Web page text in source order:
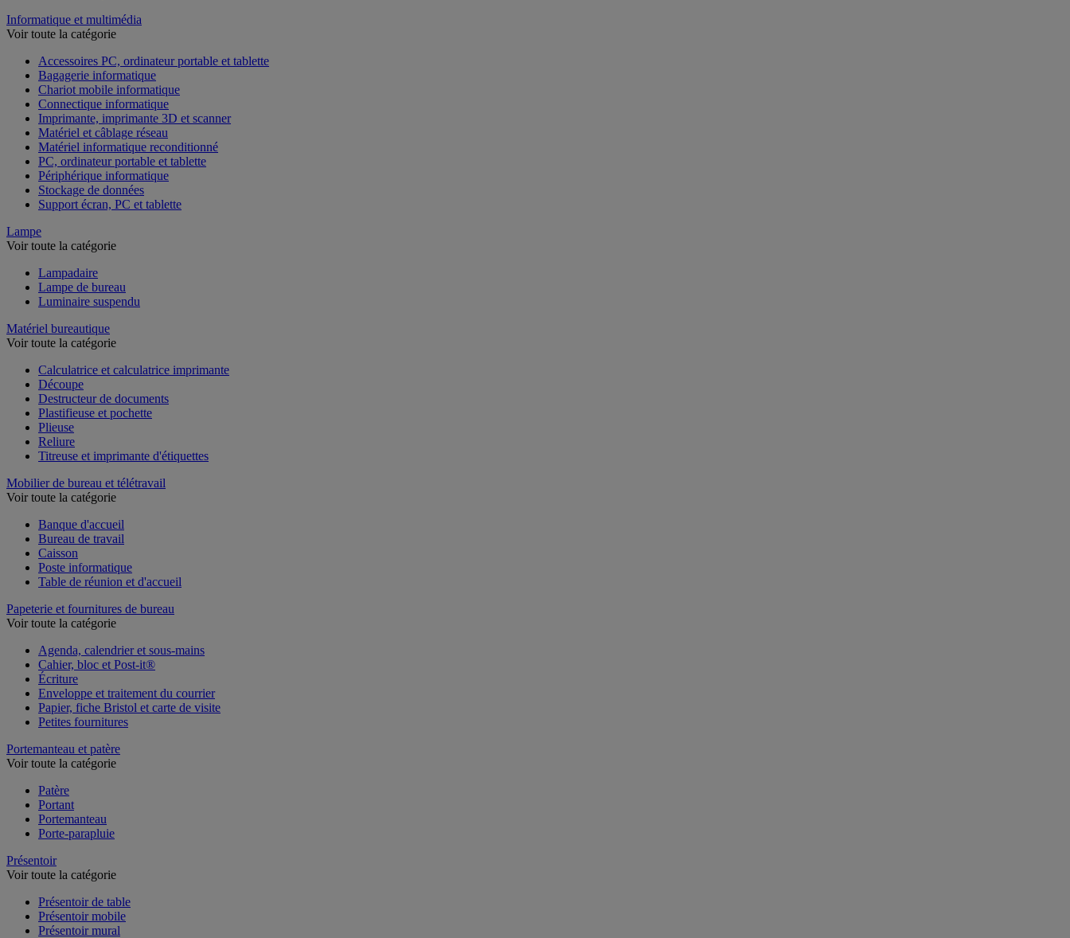
Informatique et multimédia
Voir toute la catégorie
Accessoires PC, ordinateur portable et tablette
Bagagerie informatique
Chariot mobile informatique
Connectique informatique
Imprimante, imprimante 3D et scanner
Matériel et câblage réseau
Matériel informatique reconditionné
PC, ordinateur portable et tablette
Périphérique informatique
Stockage de données
Support écran, PC et tablette
Lampe
Voir toute la catégorie
Lampadaire
Lampe de bureau
Luminaire suspendu
Matériel bureautique
Voir toute la catégorie
Calculatrice et calculatrice imprimante
Découpe
Destructeur de documents
Plastifieuse et pochette
Plieuse
Reliure
Titreuse et imprimante d'étiquettes
Mobilier de bureau et télétravail
Voir toute la catégorie
Banque d'accueil
Bureau de travail
Caisson
Poste informatique
Table de réunion et d'accueil
Papeterie et fournitures de bureau
Voir toute la catégorie
Agenda, calendrier et sous-mains
Cahier, bloc et Post-it®
Écriture
Enveloppe et traitement du courrier
Papier, fiche Bristol et carte de visite
Petites fournitures
Portemanteau et patère
Voir toute la catégorie
Patère
Portant
Portemanteau
Porte-parapluie
Présentoir
Voir toute la catégorie
Présentoir de table
Présentoir mobile
Présentoir mural